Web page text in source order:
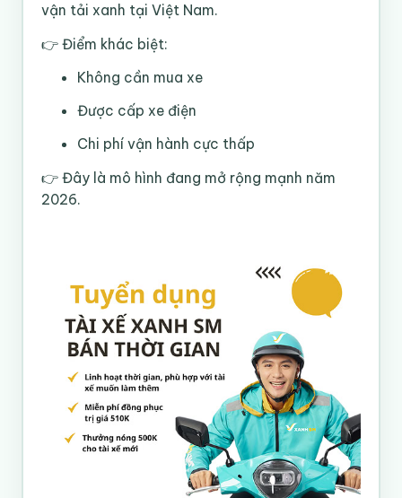
vận tải xanh tại Việt Nam.
👉 Điểm khác biệt:
Không cần mua xe
Được cấp xe điện
Chi phí vận hành cực thấp
👉 Đây là mô hình đang mở rộng mạnh năm
2026.